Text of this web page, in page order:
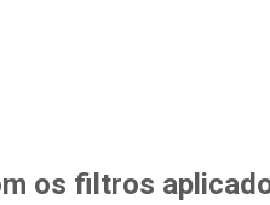
os filtros